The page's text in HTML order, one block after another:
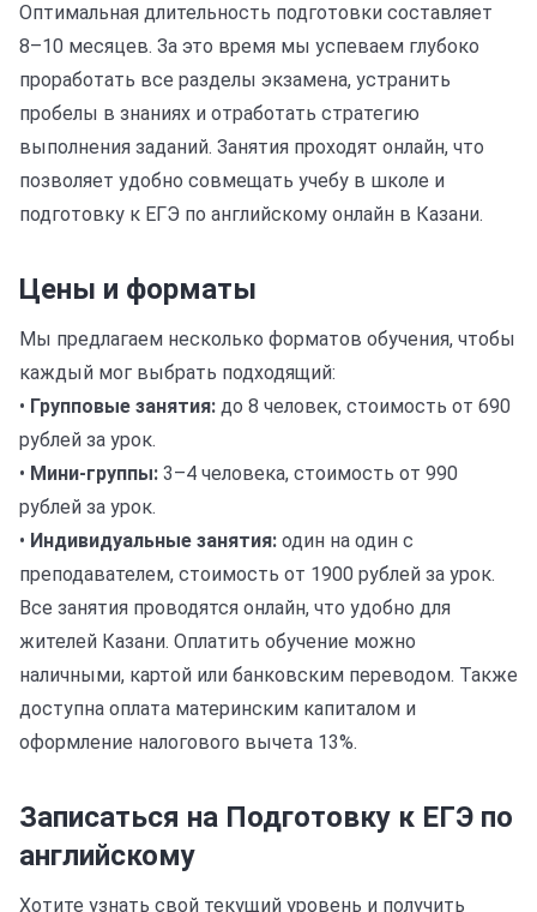
Оптимальная длительность подготовки составляет
8–10 месяцев. За это время мы успеваем глубоко
проработать все разделы экзамена, устранить
пробелы в знаниях и отработать стратегию
выполнения заданий. Занятия проходят онлайн, что
позволяет удобно совмещать учебу в школе и
подготовку к ЕГЭ по английскому онлайн в Казани.
Цены и форматы
Мы предлагаем несколько форматов обучения, чтобы
каждый мог выбрать подходящий:
• Групповые занятия: до 8 человек, стоимость от 690
рублей за урок.
• Мини-группы: 3–4 человека, стоимость от 990
рублей за урок.
• Индивидуальные занятия: один на один с
преподавателем, стоимость от 1900 рублей за урок.
Все занятия проводятся онлайн, что удобно для
жителей Казани. Оплатить обучение можно
наличными, картой или банковским переводом. Также
доступна оплата материнским капиталом и
оформление налогового вычета 13%.
Записаться на Подготовку к ЕГЭ по
английскому
Хотите узнать свой текущий уровень и получить